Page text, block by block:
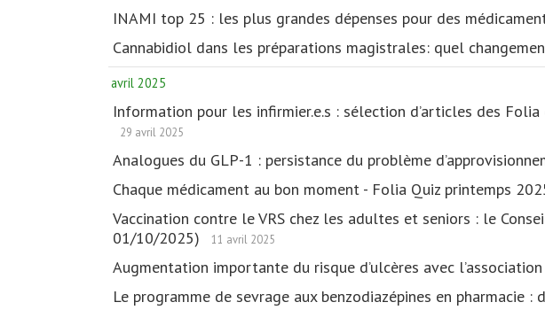
INAMI top 25 : les plus grandes dépenses pour des
Cannabidiol dans les préparations magistrales: quel
avril 2025
Information pour les infirmier.e.s : sélection d’articles des
29 avril 2025
Analogues du GLP-1 : persistance du problème
Chaque médicament au bon moment - Folia Quiz printemps
Vaccination contre le VRS chez les adultes et seniors : le
01/10/2025)
11 avril 2025
Augmentation importante du risque d’ulcères avec
Le programme de sevrage aux benzodiazépines en